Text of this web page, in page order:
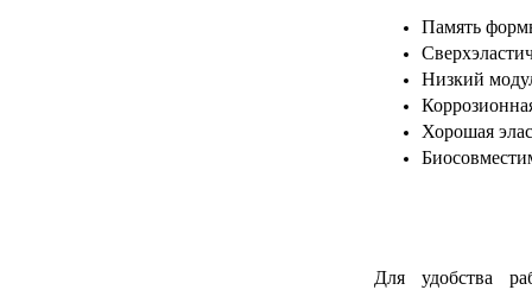
Память
Низкий
Хорошая
Для удобства